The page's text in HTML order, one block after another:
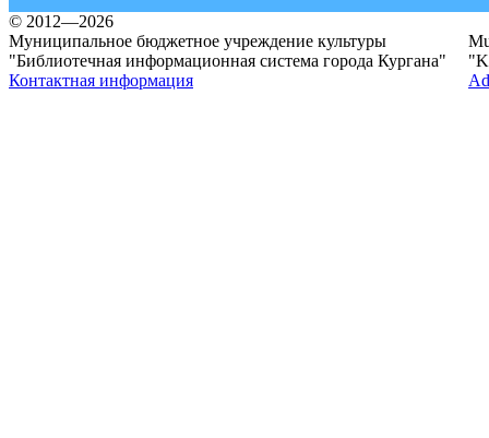
© 2012—2026
Муниципальное бюджетное учреждение культуры
"Библиотечная информационная система города Кургана"
Контактная информация